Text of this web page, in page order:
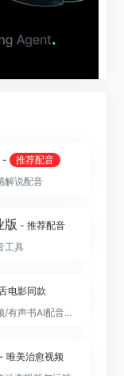
-
推荐配音
解说配音
版 - 推荐配音
工具
电影同款
达人热推的短视频/有声书AI配音平台
- 唯美治愈视频